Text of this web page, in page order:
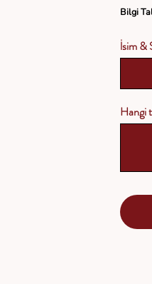
Bilgi
İsim &
Hangi